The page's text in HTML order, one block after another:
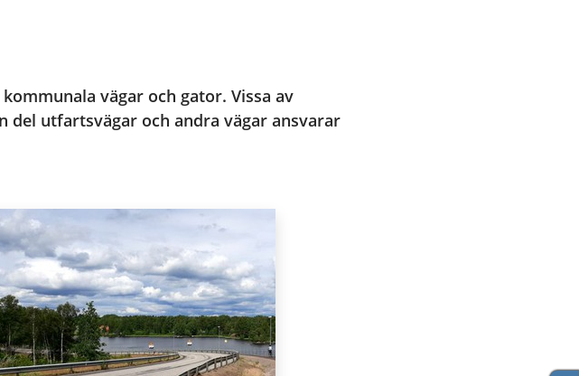
vägar och gator. Vissa av
del utfartsvägar och andra vägar ansvarar